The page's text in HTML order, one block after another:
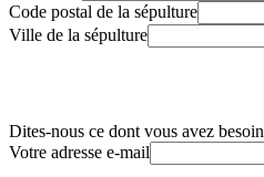
Code postal de la sépulture
Ville de la sépulture
Dites-nous ce dont vous avez besoin
Votre adresse e-mail